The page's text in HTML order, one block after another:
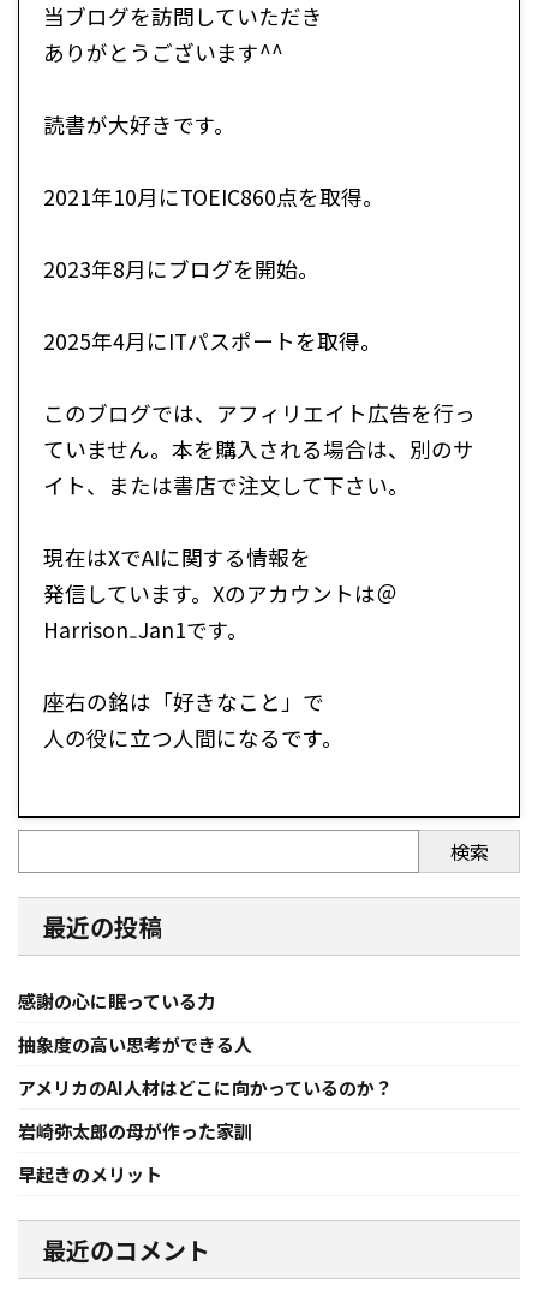
当ブログを訪問していただき
ありがとうございます^^
読書が大好きです。
2021年10月にTOEIC860点を取得。
2023年8月にブログを開始。
2025年4月にITパスポートを取得。
このブログでは、アフィリエイト広告を行っ
ていません。本を購入される場合は、別のサ
イト、または書店で注文して下さい。
現在はXでAIに関する情報を
発信しています。Xのアカウントは＠
Harrison₋Jan1です。
座右の銘は「好きなこと」で
人の役に立つ人間になるです。
検索
最近の投稿
感謝の心に眠っている力
抽象度の高い思考ができる人
アメリカのAI人材はどこに向かっているのか？
岩崎弥太郎の母が作った家訓
早起きのメリット
最近のコメント